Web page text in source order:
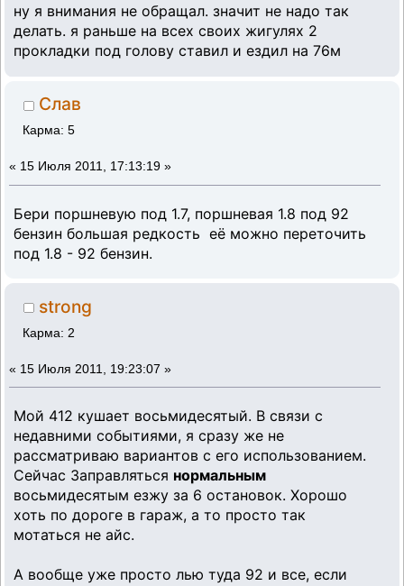
ну я внимания не обращал. значит не надо так
делать. я раньше на всех своих жигулях 2
прокладки под голову ставил и ездил на 76м
Слав
Карма: 5
« 15 Июля 2011, 17:13:19 »
Бери поршневую под 1.7, поршневая 1.8 под 92
бензин большая редкость её можно переточить
под 1.8 - 92 бензин.
strong
Карма: 2
« 15 Июля 2011, 19:23:07 »
Мой 412 кушает восьмидесятый. В связи с
недавними событиями, я сразу же не
рассматриваю вариантов с его использованием.
Сейчас Заправляться нормальным
восьмидесятым езжу за 6 остановок. Хорошо
хоть по дороге в гараж, а то просто так
мотаться не айс.
А вообще уже просто лью туда 92 и все, если